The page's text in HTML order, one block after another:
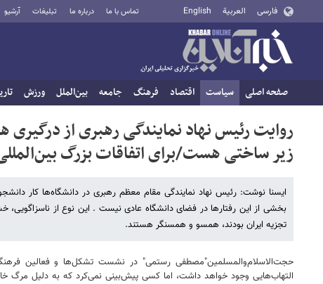
فارسی العربية English تماس با ما درباره ما تبلیغات آرشیو
صفحه اصلی سیاست اقتصاد فرهنگ جامعه بین‌الملل ورزش
روایت رئیس نهاد نمایندگی رهبری از
زیر ساختی هست/برای اتفاقات بزرگ
ایسنا نوشت: رئیس نهاد نمایندگی مقام معظم رهبری در دانشگاه‌ها کار
بخشی از این رفتارها در فضای دانشگاه عادی نیست . این نوع از
تجزیه ایران بودند، همسو و همسنگر هستند.
حجت‌الاسلام‌والمسلمین"مصطفی رستمی" در نشست تشکل‌ها و فعالین
التهاب‌هایی وجود خواهد داشت، اما کسی پیش‌بینی نمی‌کرد که به دلیل مرگ